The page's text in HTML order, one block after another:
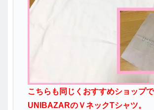
こちらも同じくおすすめショップ
UNIBAZARのＶネックTシャツ。